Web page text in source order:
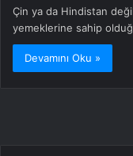
Çin ya da Hindistan
yemeklerine sahip
Devamını Oku »